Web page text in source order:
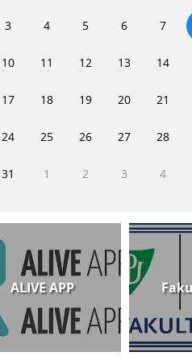
3 4 5 6 7
10 11 12 13 14
17 18 19 20 21
24 25 26 27 28
31 1 2 3 4
ALIVE APP